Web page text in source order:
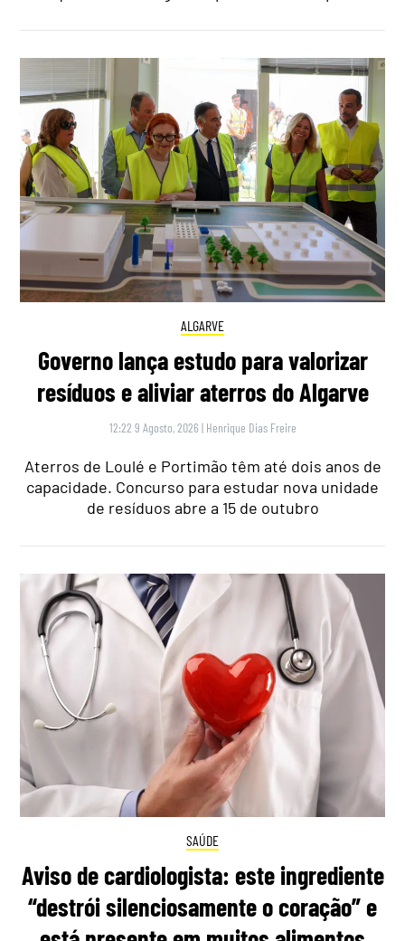
ALGARVE
Governo lança estudo para valorizar
resíduos e aliviar aterros do Algarve
12:22 9 Agosto, 2026 | Henrique Dias Freire
Aterros de Loulé e Portimão têm até dois anos de
capacidade. Concurso para estudar nova unidade
de resíduos abre a 15 de outubro
SAÚDE
Aviso de cardiologista: este ingrediente
“destrói silenciosamente o coração” e